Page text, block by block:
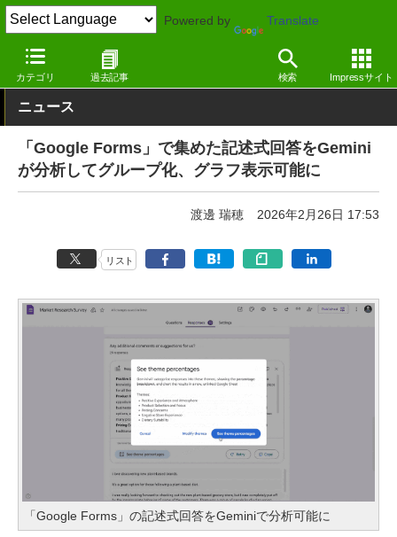
Powered by Translate
カテゴリ 過去記事 検索 Impressサイト
窓の杜 オフィス・ドキュメント Webサービス
ニュース
「Google Forms」で集めた記述式回答をGemini
が分析してグループ化、グラフ表示可能に
渡邊 瑞穂 2026年2月26日 17:53
リスト
「Google Forms」の記述式回答をGeminiで分析可能に